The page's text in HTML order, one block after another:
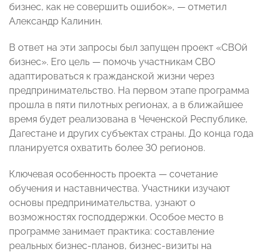
бизнес, как не совершить ошибок», — отметил
Александр Калинин.
В ответ на эти запросы был запущен проект «СВОй
бизнес». Его цель — помочь участникам СВО
адаптироваться к гражданской жизни через
предпринимательство. На первом этапе программа
прошла в пяти пилотных регионах, а в ближайшее
время будет реализована в Чеченской Республике,
Дагестане и других субъектах страны. До конца года
планируется охватить более 30 регионов.
Ключевая особенность проекта — сочетание
обучения и наставничества. Участники изучают
основы предпринимательства, узнают о
возможностях господдержки. Особое место в
программе занимает практика: составление
реальных бизнес-планов, бизнес-визиты на